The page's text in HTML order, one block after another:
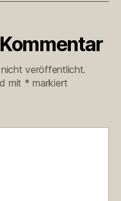
veröffentlicht.
mit * markiert